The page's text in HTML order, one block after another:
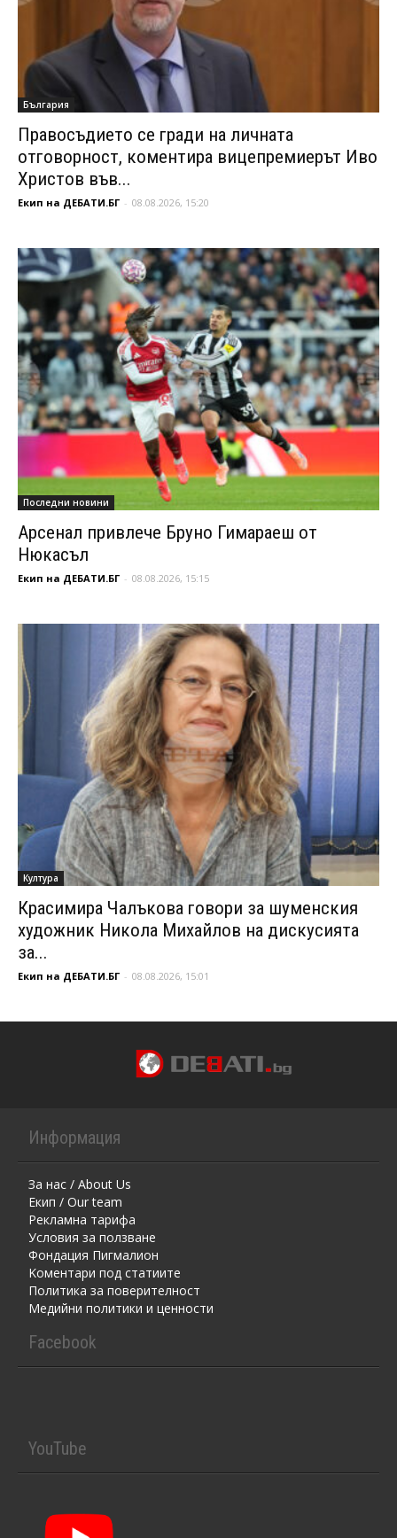
България
Правосъдието се гради на личната
отговорност, коментира вицепремиерът Иво
Христов във...
Екип на ДЕБАТИ.БГ - 08.08.2026, 15:20
Последни новини
Арсенал привлече Бруно Гимараеш от
Нюкасъл
Екип на ДЕБАТИ.БГ - 08.08.2026, 15:15
Култура
Красимира Чалъкова говори за шуменския
художник Никола Михайлов на дискусията
за...
Екип на ДЕБАТИ.БГ - 08.08.2026, 15:01
Информация
За нас / About Us
Екип / Our team
Рекламна тарифа
Условия за ползване
Фондация Пигмалион
Kоментaри под статиите
Политика за поверителност
Медийни политики и ценности
Facebook
YouTube